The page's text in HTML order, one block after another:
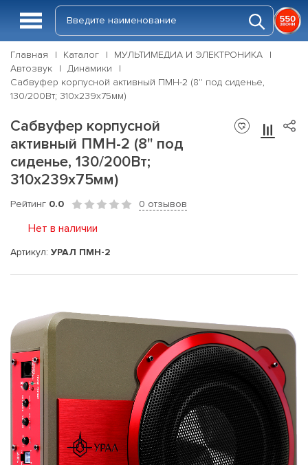
Главная Каталог
МУЛЬТИМЕДИА И ЭЛЕКТРОНИКА
Автозвук
Динамики
Сабвуфер корпусной активный ПМН-2 (8'' под сиденье,
130/200Вт; 310х239x75мм)
Сабвуфер корпусной
активный ПМН-2 (8'' под
сиденье, 130/200Вт;
310х239x75мм)
Рейтинг 0.0 0 отзывов
Нет в наличии
Артикул: УРАЛ ПМН-2